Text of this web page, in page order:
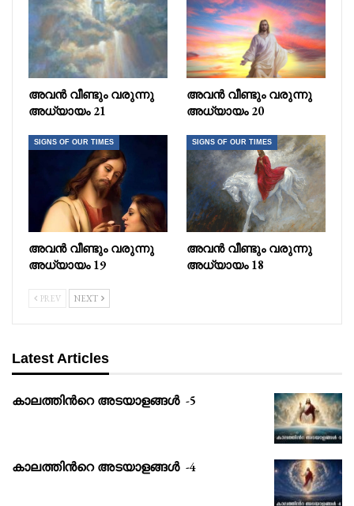
അവൻ വീണ്ടും വരുന്നു
അധ്യായം 21
അവൻ വീണ്ടും വരുന്നു
അധ്യായം 20
SIGNS OF OUR TIMES
അവൻ വീണ്ടും വരുന്നു
അധ്യായം 19
SIGNS OF OUR TIMES
അവൻ വീണ്ടും വരുന്നു
അധ്യായം 18
PREV NEXT
Latest Articles
കാലത്തിൻറെ അടയാളങ്ങൾ -5
കാലത്തിൻറെ അടയാളങ്ങൾ -4